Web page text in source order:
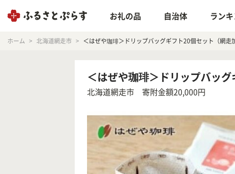
お礼の品 自治体 ラン
ホーム 北海道網走市 ＜はぜや珈琲＞ドリップバッグギフト20個セット（網走
＜はぜや珈琲＞ドリップバッ
北海道網走市 寄附金額20,000円